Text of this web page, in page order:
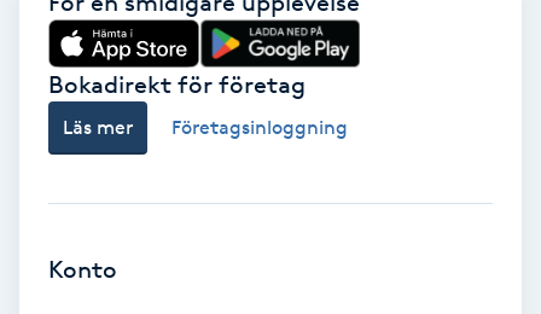
Terapi
Thaimassage
Toning
Torr hårbotten
Bokadirekt för företag
Läs mer Företagsinloggning
Konto